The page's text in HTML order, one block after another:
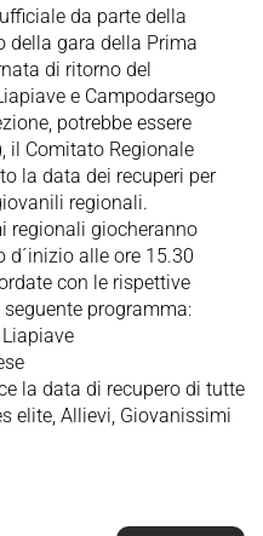
da parte della
della gara della Prima
di ritorno del
e Campodarsego
potrebbe essere
il Comitato Regionale
la data dei recuperi per
regionali.
regionali giocheranno
alle ore 15.30
con le rispettive
programma:
la data di recupero di tutte
elite, Allievi, Giovanissimi